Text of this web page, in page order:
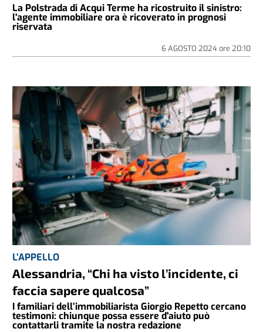
La Polstrada di Acqui Terme ha ricostruito il sinistro:
l'agente immobiliare ora è ricoverato in prognosi
riservata
6 AGOSTO 2024ore 20:10
L’APPELLO
Alessandria, “Chi ha visto l’incidente, ci
faccia sapere qualcosa”
I familiari dell’immobiliarista Giorgio Repetto cercano
testimoni: chiunque possa essere d'aiuto può
contattarli tramite la nostra redazione